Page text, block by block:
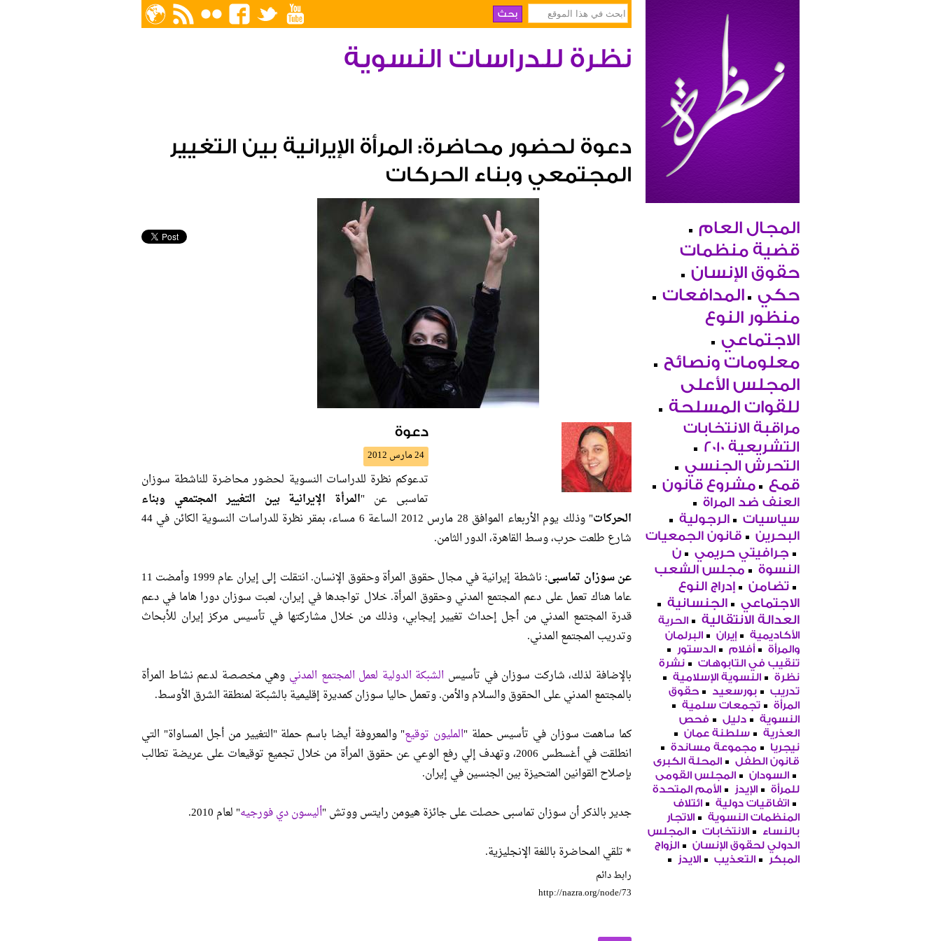
المجال العام
قضية منظمات
حقوق الإنسان
حكي
المدافعات
منظور النوع
الاجتماعي
معلومات ونصائح
المجلس الأعلى
للقوات المسلحة
مراقبة الانتخابات
التشريعية 2010
التحرش الجنسي
قمع
مشروع قانون
العنف ضد المراة
سياسيات
الرجولية
البحرين
قانون الجمعيات
جرافيتي حريمي
ن
النسوة
مجلس الشعب
تضامن
إدراج النوع
الاجتماعي
الجنسانية
العدالة الانتقالية
الحرية
الأكاديمية
إيران
البرلمان
والمرأة
أفلام
الدستور
تنقيب في التابوهات
نشرة
نظرة
النسوية الإسلامية
تدريب
بورسعيد
حقوق
المرأة
تجمعات سلمية
النسوية
دليل
فحص
العذرية
سلطنة عمان
نيجريا
مجموعة مساندة
قانون الطفل
المحلة الكبرى
السودان
المجلس القومى
للمرأة
الإيدز
الأمم المتحدة
اتفاقيات دولية
ائتلاف
المنظمات النسوية
الاتجار
بالنساء
الانتخابات
المجلس
الدولي لحقوق الإنسان
الزواج
المبكر
التعذيب الايدز
نظرة للدراسات النسوية
دعوة لحضور محاضرة: المرأة الإيرانية بين التغيير
المجتمعي وبناء الحركات
دعوة
24 مارس 2012
تدعوكم نظرة للدراسات النسوية لحضور محاضرة للناشطة سوزان
تماسبى عن "المرأة الإيرانية بين التغيير المجتمعي وبناء
الحركات
" وذلك يوم الأربعاء الموافق 28 مارس 2012 الساعة 6 مساء، بمقر نظرة للدراسات النسوية الكائن في 44
شارع طلعت حرب، وسط القاهرة، الدور الثامن.
عن سوزان تماسبى
: ناشطة إيرانية في مجال حقوق المرأة وحقوق الإنسان. انتقلت إلى إيران عام 1999 وأمضت 11
عاما هناك تعمل على دعم المجتمع المدني وحقوق المرأة. خلال تواجدها في إيران، لعبت سوزان دورا هاما في دعم
قدرة المجتمع المدني من أجل إحداث تغيير إيجابي، وذلك من خلال مشاركتها في تأسيس مركز إيران للأبحاث
وتدريب المجتمع المدني.
بالإضافة لذلك، شاركت سوزان في تأسيس الشبكة الدولية لعمل المجتمع المدني وهي مخصصة لدعم نشاط المرأة
بالمجتمع المدني على الحقوق والسلام والأمن. وتعمل حاليا سوزان كمديرة إقليمية بالشبكة لمنطقة الشرق الأوسط.
كما ساهمت سوزان في تأسيس حملة "المليون توقيع" والمعروفة أيضا باسم حملة "التغيير من أجل المساواة" التي
انطلقت في أغسطس 2006، وتهدف إلي رفع الوعي عن حقوق المرأة من خلال تجميع توقيعات على عريضة تطالب
بإصلاح القوانين المتحيزة بين الجنسين في إيران.
جدير بالذكر أن سوزان تماسبى حصلت على جائزة هيومن رايتس ووتش "أليسون دي فورجيه" لعام 2010.
* تلقي المحاضرة باللغة الإنجليزية.
رابط دائم
http://nazra.org/node/73